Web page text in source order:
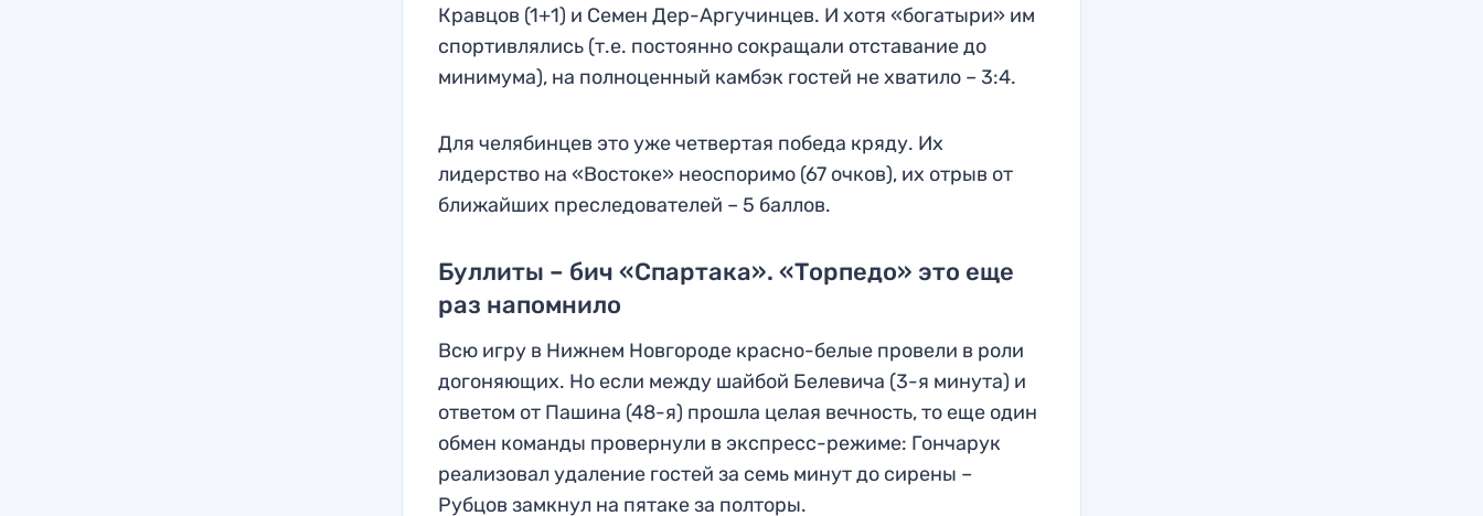
Кравцов (1+1) и Семен Дер-Аргучинцев. И хотя «богатыри» им
спортивлялись (т.е. постоянно сокращали отставание до
минимума), на полноценный камбэк гостей не хватило – 3:4.
Для челябинцев это уже четвертая победа кряду. Их
лидерство на «Востоке» неоспоримо (67 очков), их отрыв от
ближайших преследователей – 5 баллов.
Буллиты – бич «Спартака». «Торпедо» это еще
раз напомнило
Всю игру в Нижнем Новгороде красно-белые провели в роли
догоняющих. Но если между шайбой Белевича (3-я минута) и
ответом от Пашина (48-я) прошла целая вечность, то еще один
обмен команды провернули в экспресс-режиме: Гончарук
реализовал удаление гостей за семь минут до сирены –
Рубцов замкнул на пятаке за полторы.